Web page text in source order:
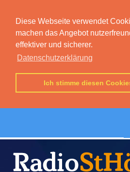
Diese Webseite verwendet
machen das Angebot
effektiver und sicherer.
Datenschutzerklärung
Ich stimme diesen